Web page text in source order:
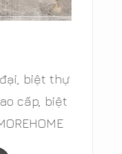
biệt thự
cấp, biệt